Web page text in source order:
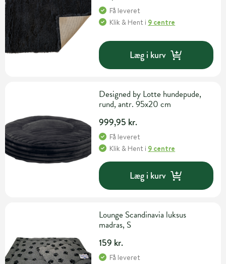
Få leveret
Klik & Hent i 9 centre
Læg i kurv
Designed by Lotte hundepude,
rund, antr. 95x20 cm
999,95 kr.
Få leveret
Klik & Hent i 9 centre
Læg i kurv
Lounge Scandinavia luksus
madras, S
159 kr.
Få leveret